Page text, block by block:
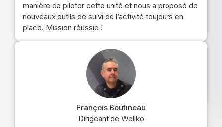
manière de piloter cette unité et nous a proposé de
nouveaux outils de suivi de l’activité toujours en
place. Mission réussie !
François Boutineau
Dirigeant de Wellko